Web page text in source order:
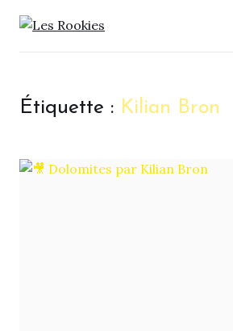
LES ROOKIES
Étiquette : Kilian Bron